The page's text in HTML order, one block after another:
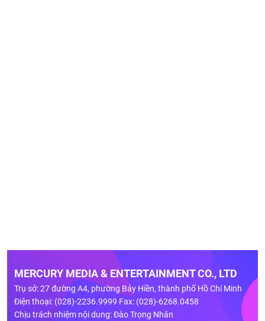
MERCURY MEDIA & ENTERTAINMENT CO., LTD
Trụ sở: 27 đường A4, phường Bảy Hiền, thành phố Hồ Chí Minh
Điện thoại: (028)-2236.9999 Fax: (028)-6268.0458
Chịu trách nhiệm nội dung: Đào Trọng Nhân